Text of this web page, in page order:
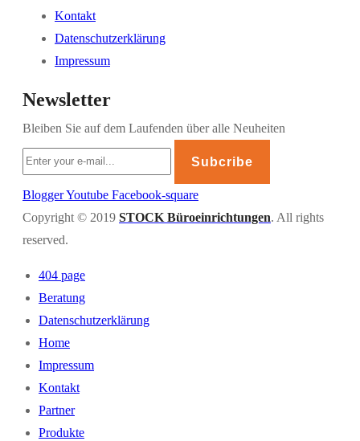
Kontakt
Datenschutzerklärung
Impressum
Newsletter
Bleiben Sie auf dem Laufenden über alle Neuheiten
Subcribe
BloggerYoutube Facebook-square
Copyright © 2019 STOCK Büroeinrichtungen. All rights
reserved.
404 page
Beratung
Datenschutzerklärung
Home
Impressum
Kontakt
Partner
Produkte